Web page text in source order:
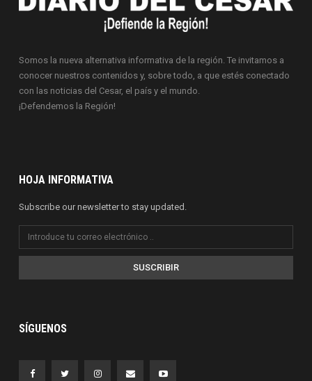
Somos la nueva alternativa informativa de la región. Te invitamos a
conocer nuestros contenidos y, sobre todo, a que estés conectado
con las noticias del Cesar, el país y el mundo.
¡Defendemos la Región!
HOJA INFORMATIVA
Subscribe our newsletter to stay updated.
SUSCRIBIR
SÍGUENOS